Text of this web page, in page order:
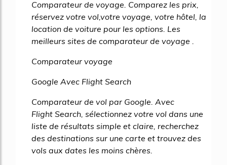
Comparateur de voyage. Comparez les prix,
réservez votre vol,votre voyage, votre hôtel, la
location de voiture pour les options. Les
meilleurs sites de comparateur de voyage .
Comparateur voyage
Google Avec Flight Search
Comparateur de vol par Google. Avec
Flight Search, sélectionnez votre vol dans une
liste de résultats simple et claire, recherchez
des destinations sur une carte et trouvez des
vols aux dates les moins chères.